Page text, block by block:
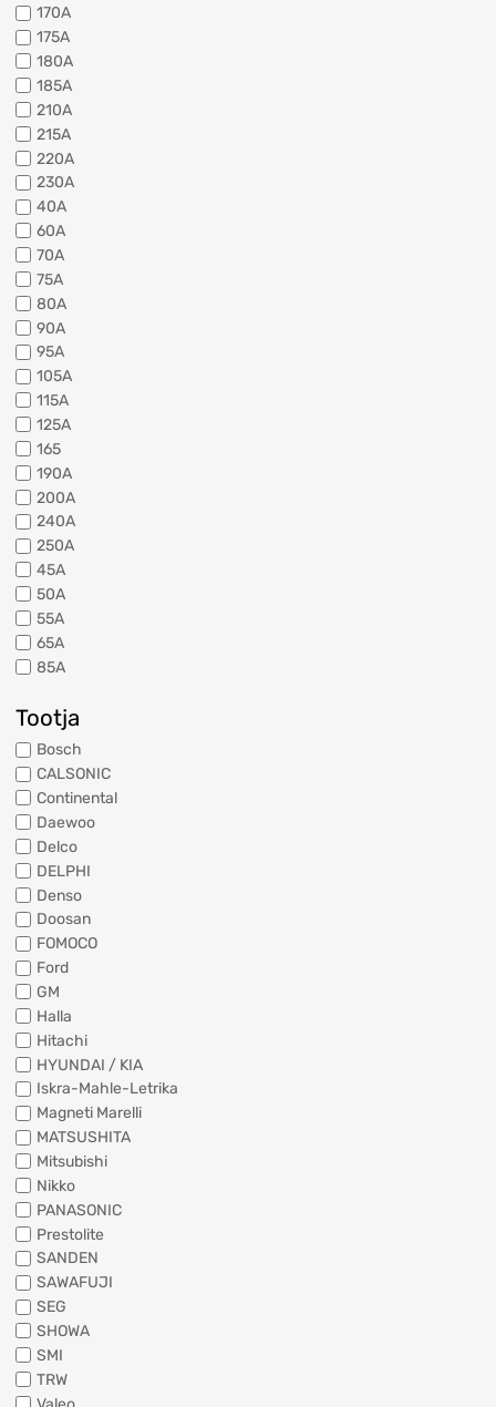
170A
175A
180A
185A
210A
215A
220A
230A
40A
60A
70A
75A
80A
90A
95A
105A
115A
125A
165
190A
200A
240A
250A
45A
50A
55A
65A
85A
Tootja
Bosch
CALSONIC
Continental
Daewoo
Delco
DELPHI
Denso
Doosan
FOMOCO
Ford
GM
Halla
Hitachi
HYUNDAI / KIA
Iskra-Mahle-Letrika
Magneti Marelli
MATSUSHITA
Mitsubishi
Nikko
PANASONIC
Prestolite
SANDEN
SAWAFUJI
SEG
SHOWA
SMI
TRW